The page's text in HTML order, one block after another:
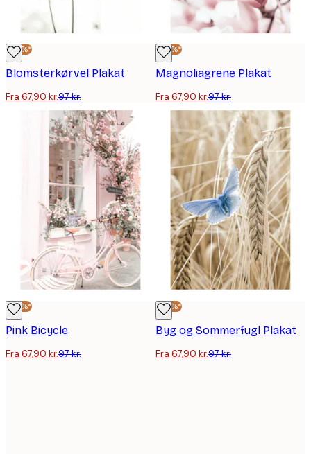
-30%*
Blomsterkørvel Plakat
Fra 67,90 kr.97 kr.
-30%*
Magnoliagrene Plakat
Fra 67,90 kr.97 kr.
-30%*
Pink Bicycle
Fra 67,90 kr.97 kr.
-30%*
Byg og Sommerfugl Plakat
Fra 67,90 kr.97 kr.